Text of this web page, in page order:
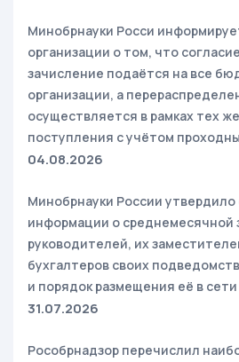
Минобрнауки Росси
организации о том, что
зачисление подаётся на все
организации, а
осуществляется в рамках тех
поступления с учётом
04.08.2026
Минобрнауки России
информации о среднемесячной
руководителей, их
бухгалтеров своих
и порядок размещения её в
31.07.2026
Рособрнадзор перечислил